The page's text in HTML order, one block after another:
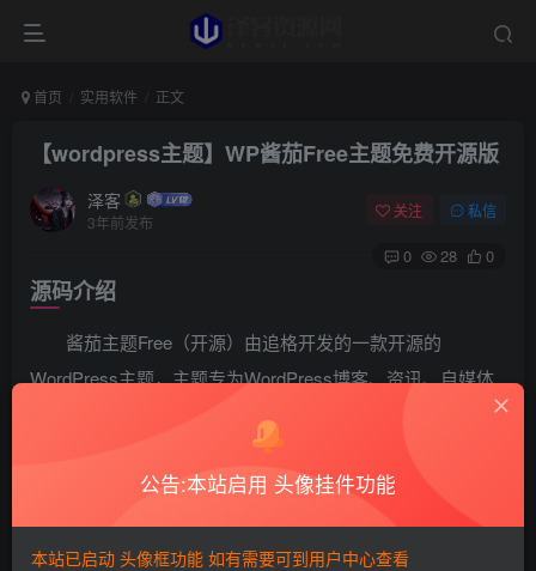
首页 实用软件 正文
【wordpress主题】WP酱茄Free主题免费开源版
泽客
3年前发布
关注 私信
0 28 0
源码介绍
酱茄主题Free（开源）由追格开发的一款开源的
WordPress主题，主题专为WordPress博客、资讯、自媒体
公告:本站启用 头像挂件功能
本站已启动 头像框功能 如有需要可到用户中心查看